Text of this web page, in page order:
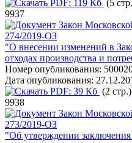
PDF: 119 Кб (5
9937
Закон
274/2019-ОЗ
"О внесении изменений в
отходах производства и
Номер опубликования:
Дата опубликования:
PDF: 39 Кб (2 стр.)
9938
Закон
273/2019-ОЗ
"Об утверждении